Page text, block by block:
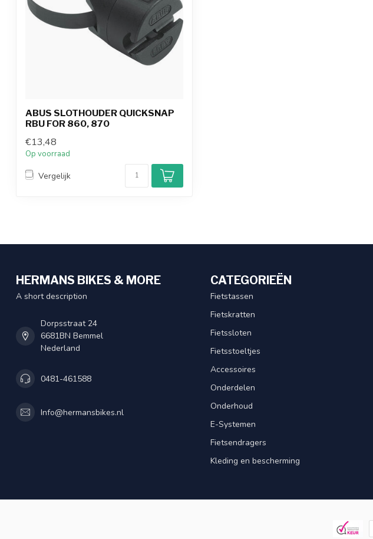
ABUS SLOTHOUDER QUICKSNAP
RBU FOR 860, 870
€13,48
Op voorraad
Vergelijk
HERMANS BIKES & MORE
A short description
Dorpsstraat 24
6681BN Bemmel
Nederland
0481-461588
Info@hermansbikes.nl
CATEGORIEËN
Fietstassen
Fietskratten
Fietssloten
Fietsstoeltjes
Accessoires
Onderdelen
Onderhoud
E-Systemen
Fietsendragers
Kleding en bescherming